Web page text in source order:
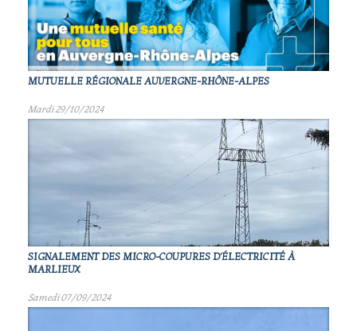
MUTUELLE RÉGIONALE AUVERGNE-RHÔNE-ALPES
Mardi 29/10/2024
SIGNALEMENT DES MICRO-COUPURES D'ÉLECTRICITÉ À
MARLIEUX
Samedi 07/09/2024